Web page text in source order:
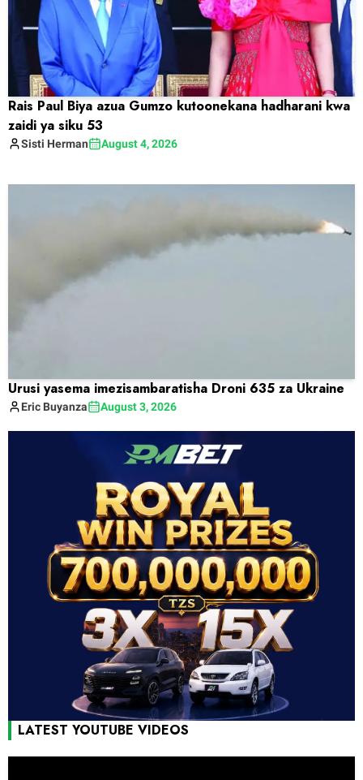
Rais Paul Biya azua Gumzo kutoonekana hadharani kwa
zaidi ya siku 53
Sisti Herman August 4, 2026
Urusi yasema imezisambaratisha Droni 635 za Ukraine
Eric Buyanza August 3, 2026
LATEST YOUTUBE VIDEOS